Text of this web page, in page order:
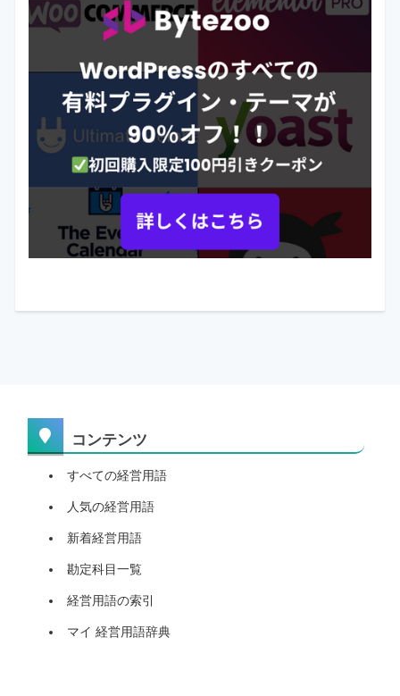
コンテンツ
すべての経営用語
人気の経営用語
新着経営用語
勘定科目一覧
経営用語の索引
マイ 経営用語辞典